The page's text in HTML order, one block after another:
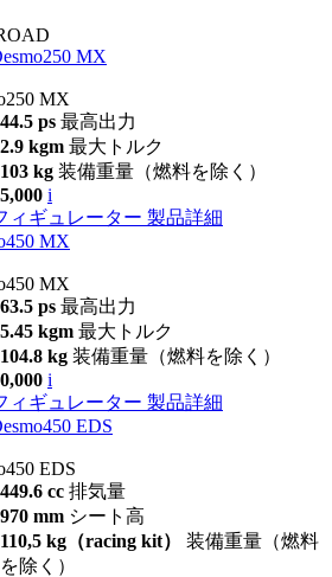
MX
MX
44.5 ps 最高出力
2.9 kgm 最大トルク
103 kg 装備重量（燃料を除く）
i
ィギュレーター 製品詳細
MX
MX
63.5 ps 最高出力
5.45 kgm 最大トルク
104.8 kg 装備重量（燃料を除く）
i
ィギュレーター 製品詳細
EDS
EDS
449.6 cc 排気量
970 mm シート高
110,5 kg（racing kit） 装備重量（燃料
を除く）